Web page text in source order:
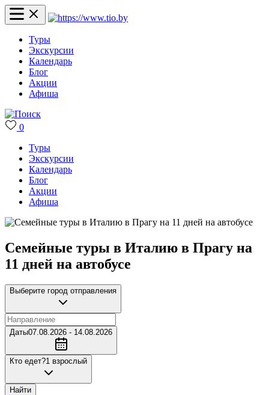
Туры
Экскурсии
Календарь
Блог
Акции
Афиша
0
Туры
Экскурсии
Календарь
Блог
Акции
Афиша
Семейные туры в Италию в Прагу на
11 дней на автобусе
Выберите город отправления
Даты07.08.2026 - 14.08.2026
Кто едет?1 взрослый
Найти